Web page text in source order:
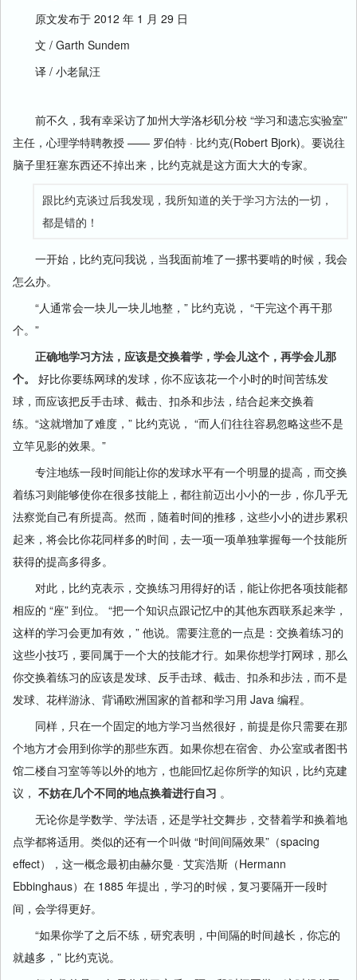
原文发布于 2012 年 1 月 29 日
文 / Garth Sundem
译 / 小老鼠汪
前不久，我有幸采访了加州大学洛杉矶分校 “学习和遗忘实验室”
主任，心理学特聘教授 —— 罗伯特 · 比约克(Robert Bjork)。要说往
脑子里狂塞东西还不掉出来，比约克就是这方面大大的专家。
跟比约克谈过后我发现，我所知道的关于学习方法的一切，
都是错的！
一开始，比约克问我说，当我面前堆了一摞书要啃的时候，我会
怎么办。
“人通常会一块儿一块儿地整，” 比约克说， “干完这个再干那
个。”
正确地学习方法，应该是交换着学，学会儿这个，再学会儿那
个。
好比你要练网球的发球，你不应该花一个小时的时间苦练发
球，而应该把反手击球、截击、扣杀和步法，结合起来交换着
练。“这就增加了难度，” 比约克说， “而人们往往容易忽略这些不是
立竿见影的效果。”
专注地练一段时间能让你的发球水平有一个明显的提高，而交换
着练习则能够使你在很多技能上，都往前迈出小小的一步，你几乎无
法察觉自己有所提高。然而，随着时间的推移，这些小小的进步累积
起来，将会比你花同样多的时间，去一项一项单独掌握每一个技能所
获得的提高多得多。
对此，比约克表示，交换练习用得好的话，能让你把各项技能都
相应的 “座” 到位。 “把一个知识点跟记忆中的其他东西联系起来学，
这样的学习会更加有效，” 他说。需要注意的一点是：交换着练习的
这些小技巧，要同属于一个大的技能才行。如果你想学打网球，那么
你交换着练习的应该是发球、反手击球、截击、扣杀和步法，而不是
发球、花样游泳、背诵欧洲国家的首都和学习用 Java 编程。
同样，只在一个固定的地方学习当然很好，前提是你只需要在那
个地方才会用到你学的那些东西。如果你想在宿舍、办公室或者图书
馆二楼自习室等等以外的地方，也能回忆起你所学的知识，比约克建
议， 不妨在几个不同的地点换着进行自习 。
无论你是学数学、学法语，还是学社交舞步，交替着学和换着地
点学都将适用。类似的还有一个叫做 “时间间隔效果”（spacing
effect），这一概念最初由赫尔曼 · 艾宾浩斯（Hermann
Ebbinghaus）在 1885 年提出，学习的时候，复习要隔开一段时
间，会学得更好。
“如果你学了之后不练，研究表明，中间隔的时间越长，你忘的
就越多，” 比约克说。